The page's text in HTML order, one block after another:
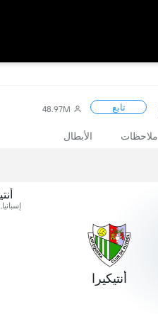
تابع 48.97M
ملاحظات الأبطال
أنتيكيرا